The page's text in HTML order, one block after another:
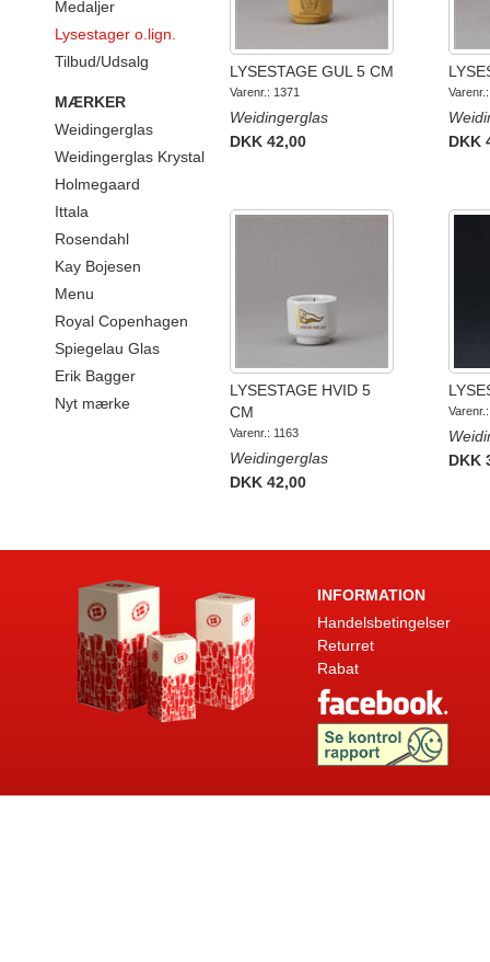
Medaljer
Lysestager o.lign.
Tilbud/Udsalg
MÆRKER
Weidingerglas
Weidingerglas Krystal
Holmegaard
Ittala
Rosendahl
Kay Bojesen
Menu
Royal Copenhagen
Spiegelau Glas
Erik Bagger
Nyt mærke
LYSESTAGE GUL 5 CM
Varenr.: 1371
Weidingerglas
DKK 42,00
DKK
LYSESTAGE HVID 5
CM
Varenr.: 1163
Weidingerglas
DKK 42,00
DKK
INFORMATION
Handelsbetingelser
Returret
Rabat